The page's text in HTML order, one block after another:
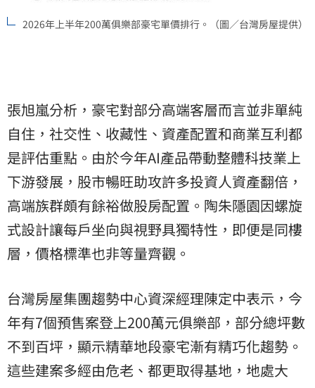
2026年上半年200萬俱樂部豪宅單價排行。（圖／台灣房屋提供）
張旭嵐分析，豪宅對部分高端客層而言並非單純
自住，社交性、收藏性、資產配置和商業互利都
是評估重點。由於今年AI產品帶動整體科技業上
下游發展，股市暢旺助攻許多投資人資產翻倍，
高端族群頗有餘裕做股房配置。陶朱隱園因螺旋
式設計讓每戶坐向與視野具獨特性，即便是同樓
層，價格標準也非等量齊觀。
台灣房屋集團趨勢中心資深經理陳定中表示，今
年有7個預售案登上200萬元俱樂部，部分總坪數
不到百坪，顯示精華地段豪宅漸有精巧化趨勢。
這些建案多經由危老、都更取得基地，地處大